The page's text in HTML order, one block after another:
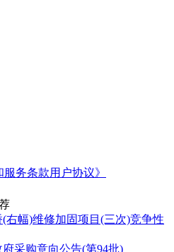
服务条款用户协议》
右幅)维修加固项目(三次)竞争性
采购意向公告(第94批)